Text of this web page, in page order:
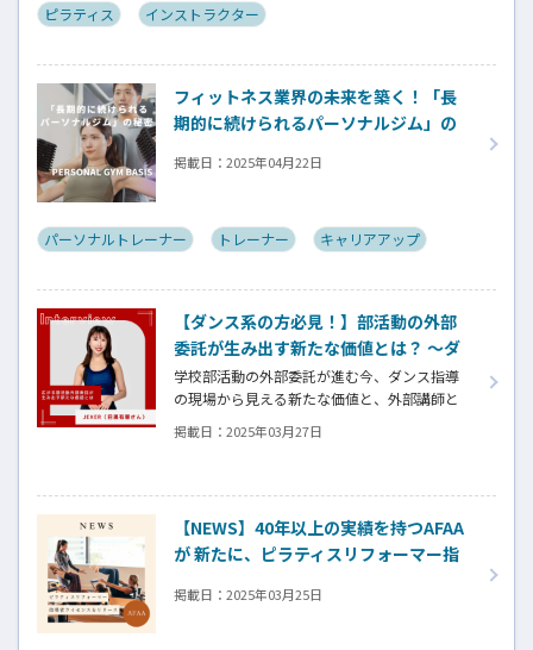
いレッスンを提供する同スタジオの特徴を紹
ピラティス インストラクター
フィットネス業界の未来を築く！「長
期的に続けられるパーソナルジム」の
掲載日： 2025年04月22日
パーソナルトレーナー トレーナー キャリアアップ
【ダンス系の方必見！】部活動の外部
委託が生み出す新たな価値とは？ ～ダ
ンス指導を通じた部活動の魅力と外部
講師としての働き方～
学校部活動の外部委託が進む今、ダンス指導
の現場から見える新たな価値と、外部講師と
いう働き方の魅力に迫ります。
掲載日： 2025年03月27日
【NEWS】40年以上の実績を持つAFAA
が 新たに、ピラティスリフォーマー指
掲載日： 2025年03月25日